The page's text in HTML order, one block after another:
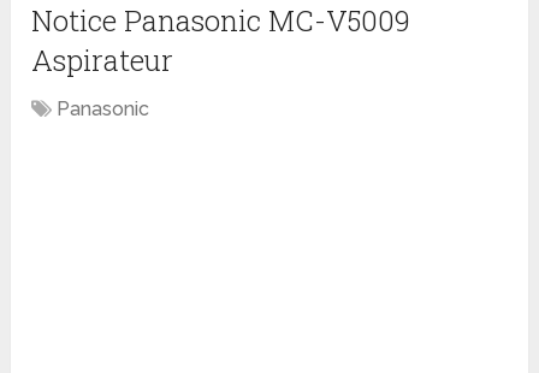
Notice Panasonic MC-V5009
Aspirateur
Panasonic